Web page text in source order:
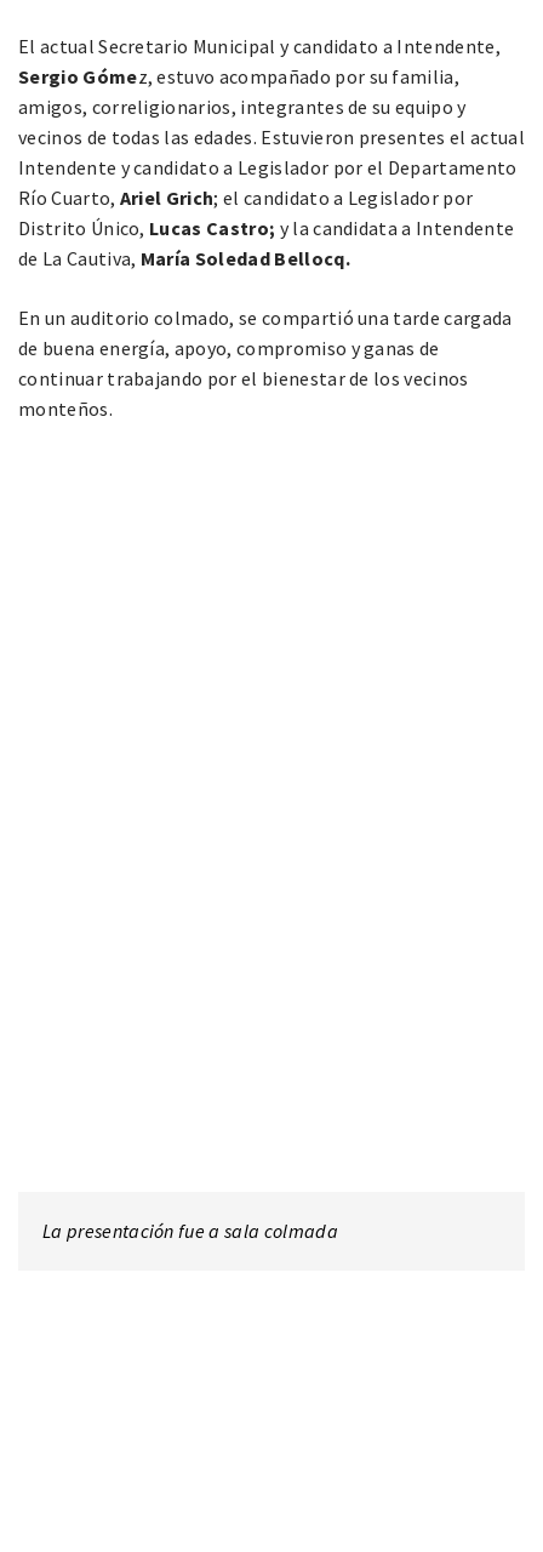
El actual Secretario Municipal y candidato a Intendente,
Sergio Gómez, estuvo acompañado por su familia,
amigos, correligionarios, integrantes de su equipo y
vecinos de todas las edades. Estuvieron presentes el actual
Intendente y candidato a Legislador por el Departamento
Río Cuarto, Ariel Grich; el candidato a Legislador por
Distrito Único, Lucas Castro; y la candidata a Intendente
de La Cautiva, María Soledad Bellocq.
En un auditorio colmado, se compartió una tarde cargada
de buena energía, apoyo, compromiso y ganas de
continuar trabajando por el bienestar de los vecinos
monteños.
La presentación fue a sala colmada